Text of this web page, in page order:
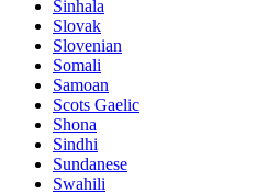
Sinhala
Slovak
Slovenian
Somali
Samoan
Scots Gaelic
Shona
Sindhi
Sundanese
Swahili